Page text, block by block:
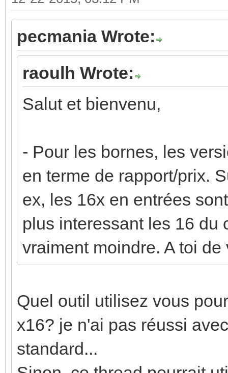
pecmania Wrote:
raoulh Wrote:
Salut et bienvenu,
- Pour les bornes, les
en terme de rapport/prix.
ex, les 16x en entrées
plus interessant les 16 du
vraiment moindre. A toi de
Quel outil utilisez vous
x16? je n'ai pas réussi
standard...